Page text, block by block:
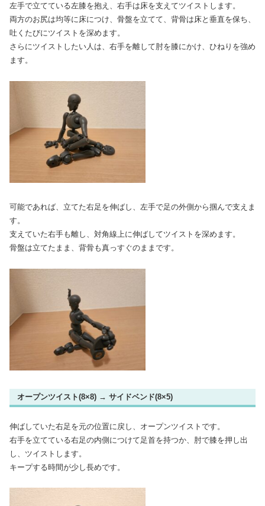
左手で立てている左膝を抱え、右手は床を支えてツイストします。
両方のお尻は均等に床につけ、骨盤を立てて、背骨は床と垂直を保ち、
吐くたびにツイストを深めます。
さらにツイストしたい人は、右手を離して肘を膝にかけ、ひねりを強め
ます。
可能であれば、立てた右足を伸ばし、左手で足の外側から掴んで支えま
す。
支えていた右手も離し、対角線上に伸ばしてツイストを深めます。
骨盤は立てたまま、背骨も真っすぐのままです。
オープンツイスト(8×8) → サイドベンド(8×5)
伸ばしていた右足を元の位置に戻し、オープンツイストです。
右手を立てている右足の内側につけて足首を持つか、肘で膝を押し出
し、ツイストします。
キープする時間が少し長めです。